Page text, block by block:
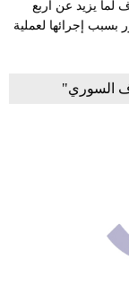
لما يزيد عن أربع
بسبب إجرائها لعملية
السوري"